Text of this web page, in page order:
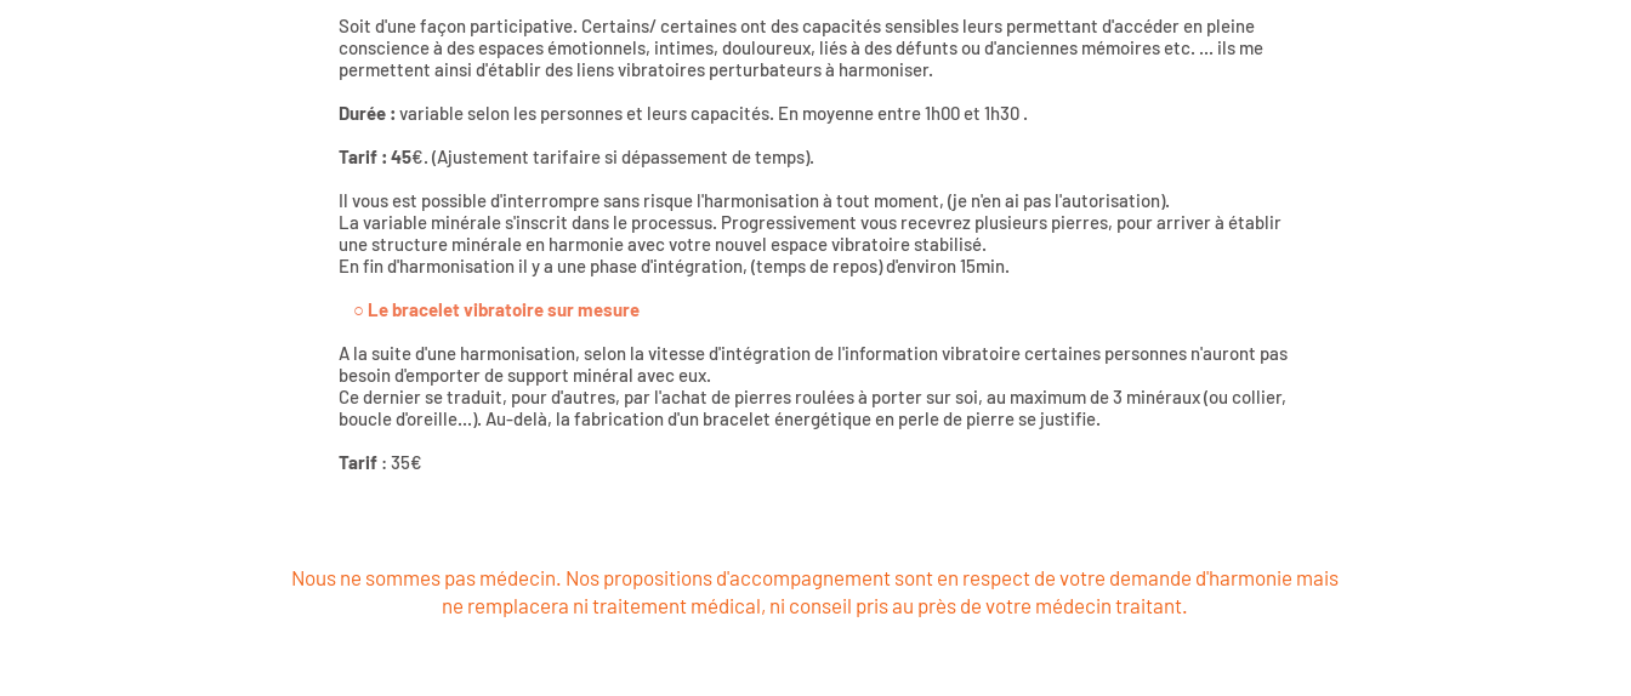
Soit d'une façon participative. Certains/ certaines ont des capacités sensibles leurs permettant d'accéder en pleine
conscience à des espaces émotionnels, intimes, douloureux, liés à des défunts ou d'anciennes mémoires etc. ... ils me
permettent ainsi d'établir des liens vibratoires perturbateurs à harmoniser.
Durée : variable selon les personnes et leurs capacités. En moyenne entre 1h00 et 1h30 .
Tarif : 45€. (Ajustement tarifaire si dépassement de temps).
Il vous est possible d'interrompre sans risque l'harmonisation à tout moment, (je n'en ai pas l'autorisation).
La variable minérale s'inscrit dans le processus. Progressivement vous recevrez plusieurs pierres, pour arriver à établir
une structure minérale en harmonie avec votre nouvel espace vibratoire stabilisé.
En fin d'harmonisation il y a une phase d'intégration, (temps de repos) d'environ 15min.
○ Le bracelet vibratoire sur mesure
A la suite d'une harmonisation, selon la vitesse d'intégration de l'information vibratoire certaines personnes n'auront pas
besoin d'emporter de support minéral avec eux.
Ce dernier se traduit, pour d'autres, par l'achat de pierres roulées à porter sur soi, au maximum de 3 minéraux (ou collier,
boucle d'oreille...). Au-delà, la fabrication d'un bracelet énergétique en perle de pierre se justifie.
Tarif : 35€
Nous ne sommes pas médecin. Nos propositions d'accompagnement sont en respect de votre demande d'harmonie mais
ne remplacera ni traitement médical, ni conseil pris au près de votre médecin traitant.